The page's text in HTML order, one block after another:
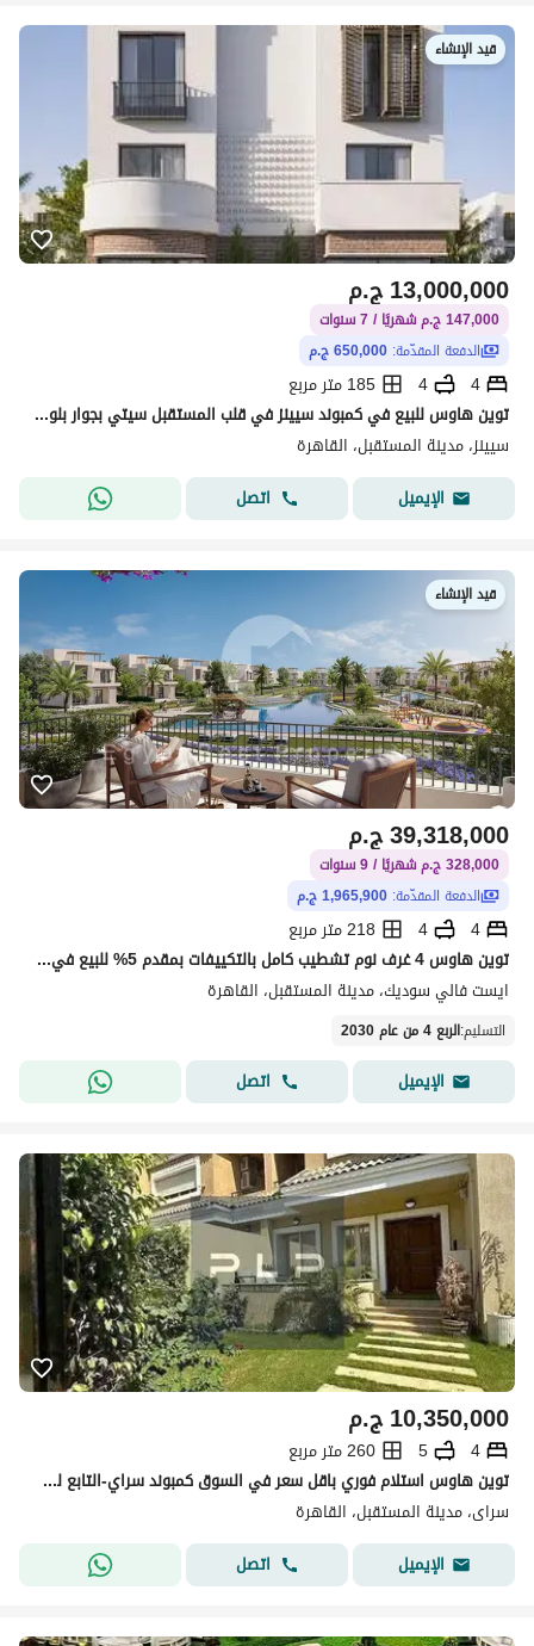
قيد الإنشاء
ج.م13,000,000
147,000 ج.م شهريًا / 7 سنوات
الدفعة المقدّمة: 650,000 ج.م
4
4
185 متر مربع
توين هاوس للبيع في كمبوند سيينز في قلب المستقبل سيتي بجوار بلوم فيلدز بمقدم 5% واقساط علي اطول فتره سداد | Scenes
سيينز، مدينة المستقبل، القاهرة
الإيميل
اتصل
قيد الإنشاء
ج.م39,318,000
328,000 ج.م شهريًا / 9 سنوات
الدفعة المقدّمة: 1,965,900 ج.م
4
4
218 متر مربع
توين هاوس 4 غرف نوم تشطيب كامل بالتكييفات بمقدم 5% للبيع في سوديك المستقبل سيتي ( East Vale) - تقسيط 9 سنوات
ايست فالي سوديك، مدينة المستقبل، القاهرة
التسليم:الربع 4 من عام 2030
الإيميل اتصل
ج.م10,350,000
4
5
260 متر مربع
توين هاوس استلام فوري باقل سعر في السوق كمبوند سراي-التابع لشركه مدينه مصر للاسكان والتعمير
سراى، مدينة المستقبل، القاهرة
الإيميل
اتصل